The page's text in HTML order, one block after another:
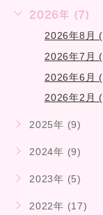
2026年 (7)
2026年8月
2026年7月
2026年6月
2026年2月
2025年 (9)
2024年 (9)
2023年 (5)
2022年 (17)